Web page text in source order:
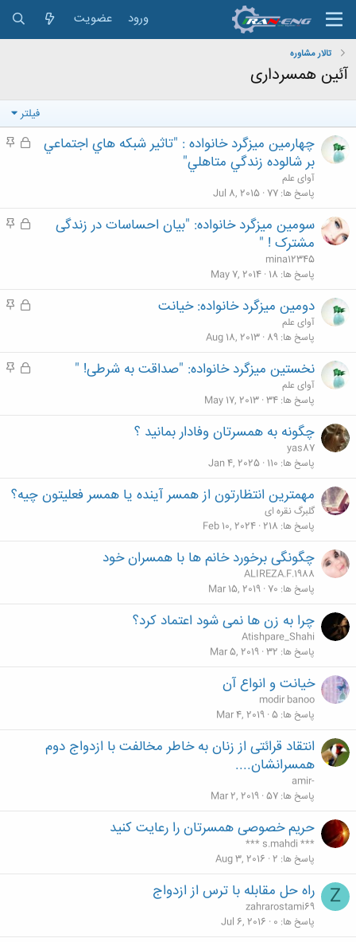
ورود عضویت
تالار مشاوره
آئین همسرداری
فیلتر
ق
ه
م
چهارمين ميزگرد خانواده : "تاثير شبكه هاي اجتماعي
بر شالوده زندگي متاهلي"
آوای علم
پاسخ ها 77
Jul 8, 2015
ق
ه
م
سومین میزگرد خانواده: "بیان احساسات در زندگی
مشترک ! "
mina12345
پاسخ ها 18
May 7, 2014
ق
د
م
دومین میزگرد خانواده: خیانت
آوای علم
پاسخ ها 89
Aug 18, 2013
ق
م
نخستین میزگرد خانواده: "صداقت به شرطی! "
آوای علم
پاسخ ها 34
May 17, 2013
چگونه به همسرتان وفادار بمانید ؟
yas87
پاسخ ها 110
Jan 4, 2025
مهمترين انتظارتون از همسر آينده يا همسر فعليتون چيه؟
گلبرگ نقره ای
پاسخ ها 218
Feb 10, 2024
چگونگی برخورد خانم ها با همسران خود
ALIREZA.F.1988
پاسخ ها 70
Mar 15, 2019
چرا به زن ها نمی شود اعتماد کرد؟
Atishpare_Shahi
پاسخ ها 32
Mar 5, 2019
خیانت و انواع آن
modir banoo
پاسخ ها 5
Mar 4, 2019
انتقاد قرائتی از زنان به خاطر مخالفت با ازدواج دوم
همسرانشان....
amir-
پاسخ ها 57
Mar 2, 2019
حریم خصوصی همسرتان را رعایت کنید
*** s.mahdi ***
پاسخ ها 2
Aug 3, 2016
Z راه حل مقابله با ترس از ازدواج
zahrarostami69
پاسخ ها 0
Jul 6, 2016